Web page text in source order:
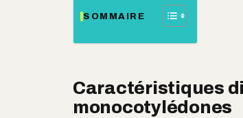
SOMMAIRE
Caractéristiques
monocotylédones